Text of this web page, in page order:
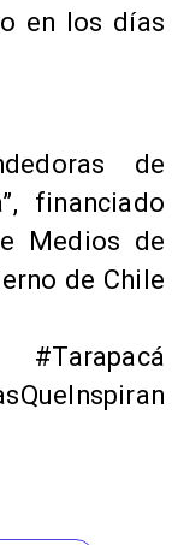
en los días
de
financiado
Medios de
de Chile
#Tarapacá